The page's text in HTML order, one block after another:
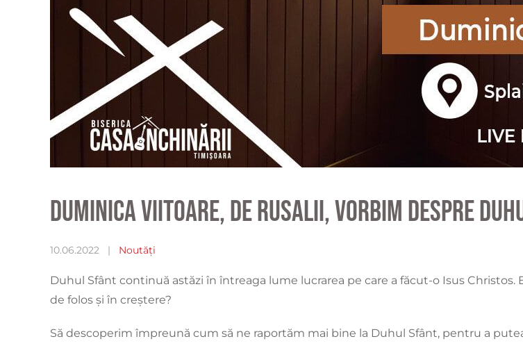
Duminica viitoare, de Rusalii, vorbim despre
10.06.2022 | Noutăți
Duhul Sfânt continuă astăzi în întreaga lume lucrarea pe care a făcut-o Isus
de folos și în creștere?
Să descoperim împreună cum să ne raportăm mai bine la Duhul Sfânt, pentru a